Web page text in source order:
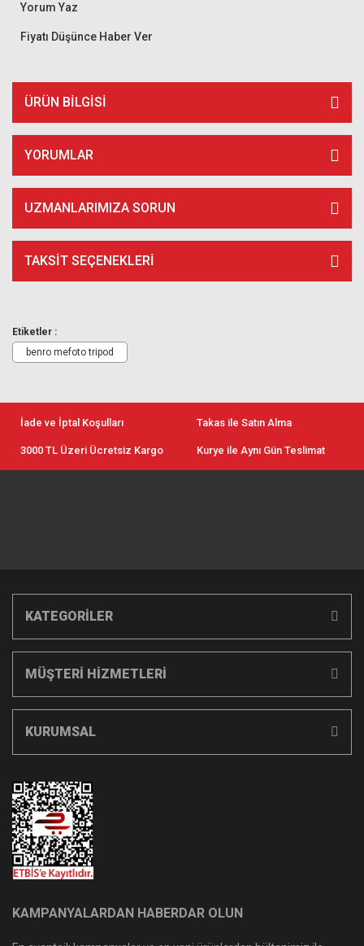
Yorum Yaz
Fiyatı Düşünce Haber Ver
ÜRÜN BILGISI
YORUMLAR
UZMANLARIMIZA SORUN
TAKSIT SEÇENEKLERI
Etiketler :
benro mefoto tripod
İade ve İptal Koşulları Takas ile Satın Alma
3000 TL Üzeri Ücretsiz Kargo Kurye ile Aynı Gün Teslimat
KATEGORİLER
MÜŞTERİ HİZMETLERİ
KURUMSAL
KAMPANYALARDAN HABERDAR OLUN